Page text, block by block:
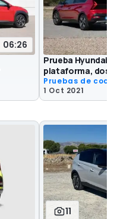
06:26
Prueba Hyundai
plataforma, dos
Pruebas de
1 Oct 2021
11